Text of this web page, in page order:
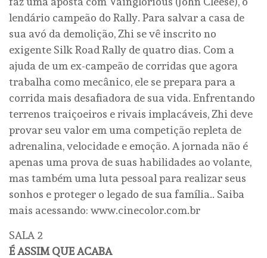
lendário campeão do Rally. Para salvar a casa de
sua avó da demolição, Zhi se vê inscrito no
exigente Silk Road Rally de quatro dias. Com a
ajuda de um ex-campeão de corridas que agora
trabalha como mecânico, ele se prepara para a
corrida mais desafiadora de sua vida. Enfrentando
terrenos traiçoeiros e rivais implacáveis, Zhi deve
provar seu valor em uma competição repleta de
adrenalina, velocidade e emoção. A jornada não é
apenas uma prova de suas habilidades ao volante,
mas também uma luta pessoal para realizar seus
sonhos e proteger o legado de sua família.. Saiba
mais acessando: www.cinecolor.com.br
SALA 2
É ASSIM QUE ACABA